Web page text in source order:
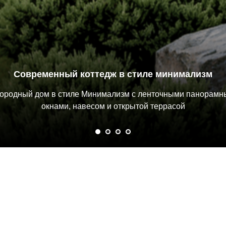
Современный коттедж в стиле минимализм
дом в стиле Минимализм с ленточными
окнами, навесом и открытой террасой